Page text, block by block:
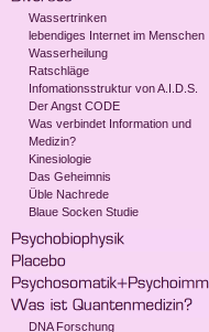
Wassertrinken
lebendiges Internet im Menschen
Wasserheilung
Ratschläge
Infomationsstruktur von A.I.D.S.
Der Angst CODE
Was verbindet Information und
Medizin?
Kinesiologie
Das Geheimnis
Üble Nachrede
Blaue Socken Studie
DNA Forschung